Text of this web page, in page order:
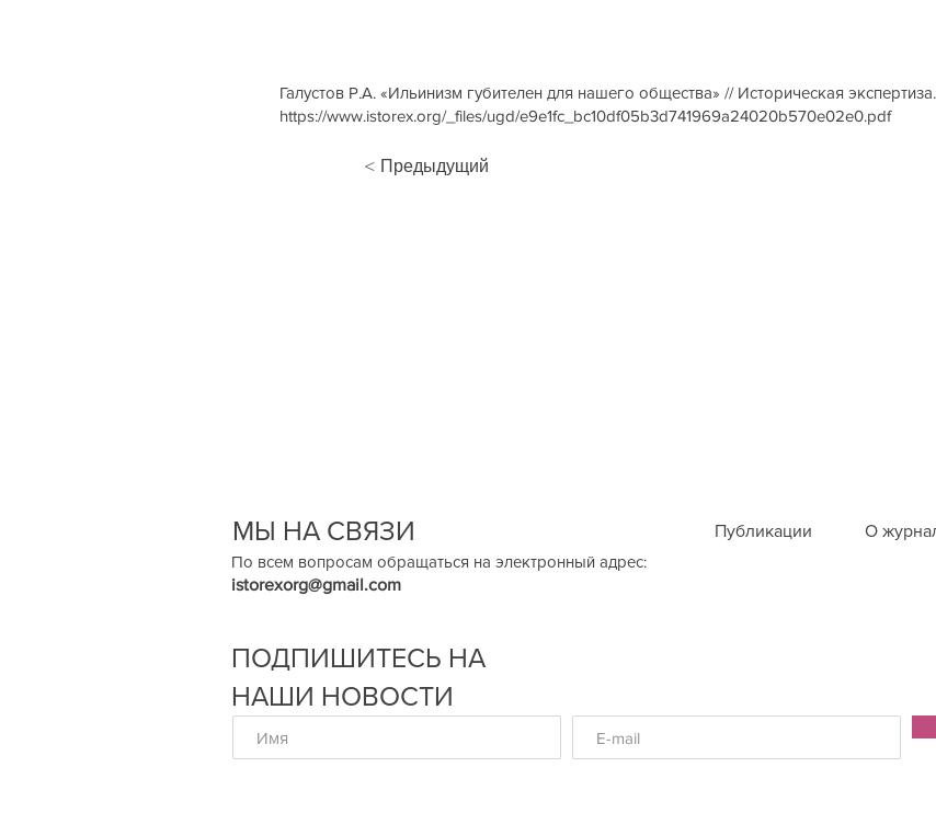
Галустов Р.А. «Ильинизм губителен для нашего общества» // Историческая
https://www.istorex.org/_files/ugd/e9e1fc_bc10df05b3d741969a24020b570e02e0.pdf
< Предыдущий
МЫ НА СВЯЗИ Публикации О
По всем вопросам обращаться на электронный адрес:
istorexorg@gmail.com
ПОДПИШИТЕСЬ НА
НАШИ НОВОСТИ